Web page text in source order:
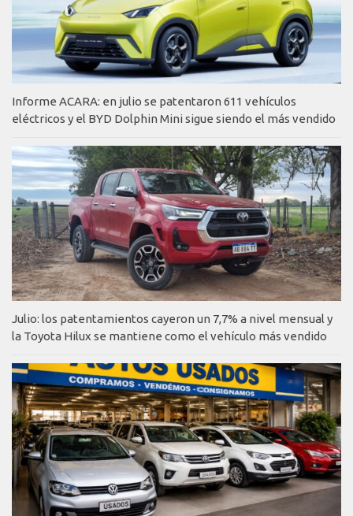
Informe ACARA: en julio se patentaron 611 vehículos
eléctricos y el BYD Dolphin Mini sigue siendo el más vendido
Julio: los patentamientos cayeron un 7,7% a nivel mensual y
la Toyota Hilux se mantiene como el vehículo más vendido